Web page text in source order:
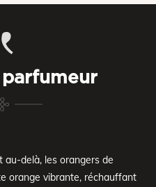
au-delà, les orangers de
orange vibrante, réchauffant